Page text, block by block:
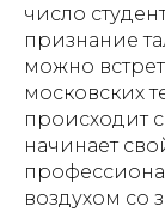
число
признание
можно
московских
происходит
начинает
воздухом со